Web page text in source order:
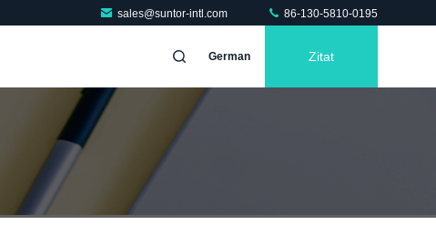
sales@suntor-intl.com 86-130-5810-0195
German Zitat